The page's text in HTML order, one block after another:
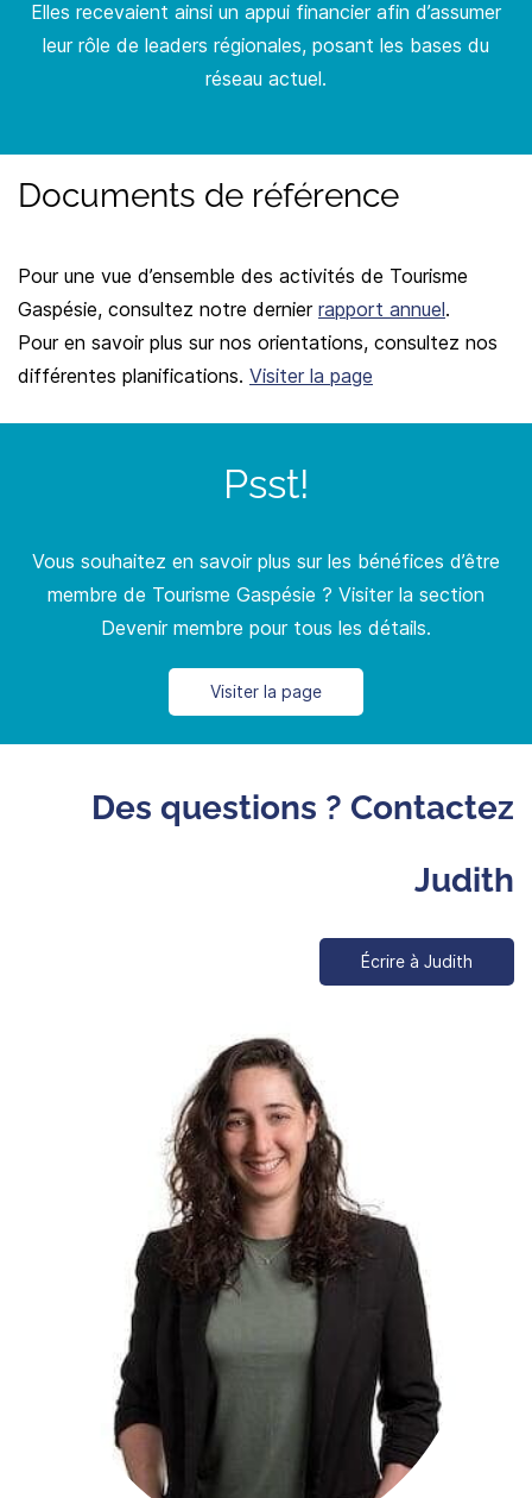
Elles recevaient ainsi un appui financier afin d’assumer
leur rôle de leaders régionales, posant les bases du
réseau actuel.
Documents de référence
Pour une vue d’ensemble des activités de Tourisme
Gaspésie, consultez notre dernier rapport annuel.
Pour en savoir plus sur nos orientations, consultez nos
différentes planifications. Visiter la page
Psst!
Vous souhaitez en savoir plus sur les bénéfices d’être
membre de Tourisme Gaspésie ? Visiter la section
Devenir membre pour tous les détails.
Visiter la page
Des questions ? Contactez
Judith
Écrire à Judith